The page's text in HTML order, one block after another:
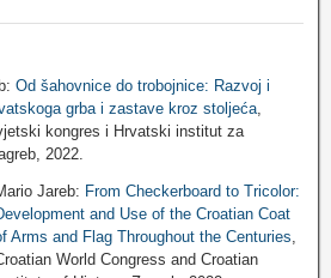
Od šahovnice do trobojnice: Razvoj i
grba i zastave kroz stoljeća,
kongres i Hrvatski institut za
2022.
Jareb: From Checkerboard to Tricolor:
and Use of the Croatian Coat
Arms and Flag Throughout the Centuries
World Congress and Croatian